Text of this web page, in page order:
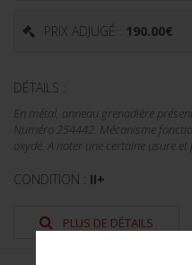
PRIX ADJUGÉ : 190.00€
DÉTAILS :
En métal, anneau grenadière
Numéro 254442. Mécanisme
oxydé. A noter une certaine usure et
CONDITION : II+
PLUS DE DÉTAILS